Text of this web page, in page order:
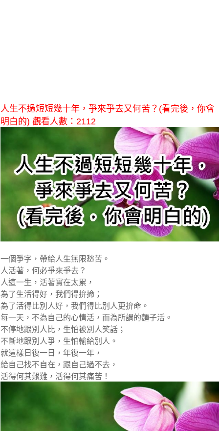
人生不過短短幾十年，爭來爭去又何苦？(看完後，你會
明白的) 觀看人數：2112
一個爭字，帶給人生無限愁苦。
人活著，何必爭來爭去？
人這一生，活著實在太累，
為了生活得好，我們得拚掵；
為了活得比別人好，我們得比別人更拚命。
每一天，不為自己的心情活，而為所謂的麵子活。
不停地跟別人比，生怕被別人笑話；
不斷地跟別人爭，生怕輸給別人。
就這樣日復一日，年復一年，
給自己找不自在，跟自己過不去，
活得何其艱難，活得何其痛苦！